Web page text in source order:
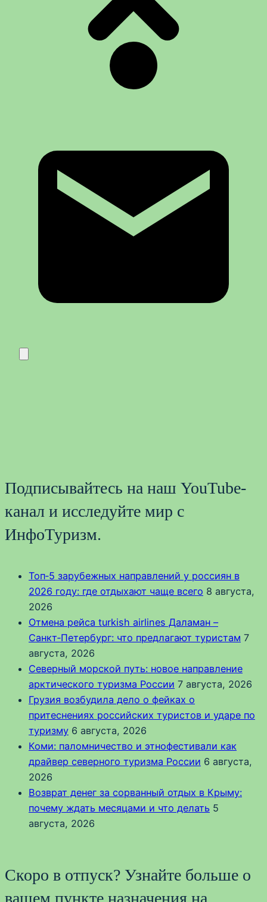
Подписывайтесь на наш YouTube-
канал и исследуйте мир с
ИнфоТуризм.
Топ‑5 зарубежных направлений у россиян в
2026 году: где отдыхают чаще всего 8 августа,
2026
Отмена рейса turkish airlines Даламан –
Санкт‑Петербург: что предлагают туристам 7
августа, 2026
Северный морской путь: новое направление
арктического туризма России 7 августа, 2026
Грузия возбудила дело о фейках о
притеснениях российских туристов и ударе по
туризму 6 августа, 2026
Коми: паломничество и этнофестивали как
драйвер северного туризма России 6 августа,
2026
Возврат денег за сорванный отдых в Крыму:
почему ждать месяцами и что делать 5
августа, 2026
Скоро в отпуск? Узнайте больше о
вашем пункте назначения на